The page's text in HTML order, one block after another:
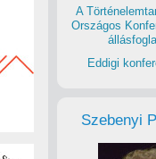
élő ’56-os
az, hogy a felkelők az
elesett. A bajtársak nem
óriási szolgálatot tett
nevelkedett
A
Országos
Eddigi
Szebenyi